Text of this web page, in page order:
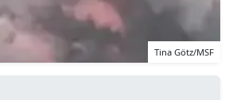
Tina Götz/MSF